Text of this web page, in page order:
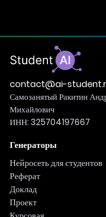
contact@ai-
Самозанятый Ракитин
Михайлович
ИНН: 325704197667
Генераторы
Нейросеть для студентов
Реферат
Доклад
Проект